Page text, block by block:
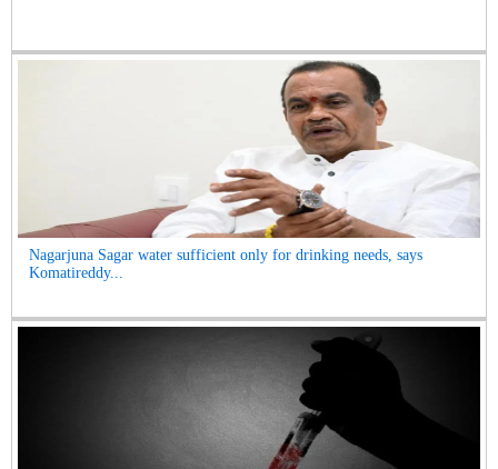
Nagarjuna Sagar water sufficient only for drinking needs, says
Komatireddy...